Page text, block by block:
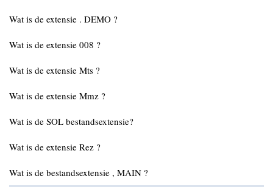
Wat is de extensie . DEMO ?
Wat is de extensie 008 ?
Wat is de extensie Mts ?
Wat is de extensie Mmz ?
Wat is de SOL bestandsextensie?
Wat is de extensie Rez ?
Wat is de bestandsextensie , MAIN ?